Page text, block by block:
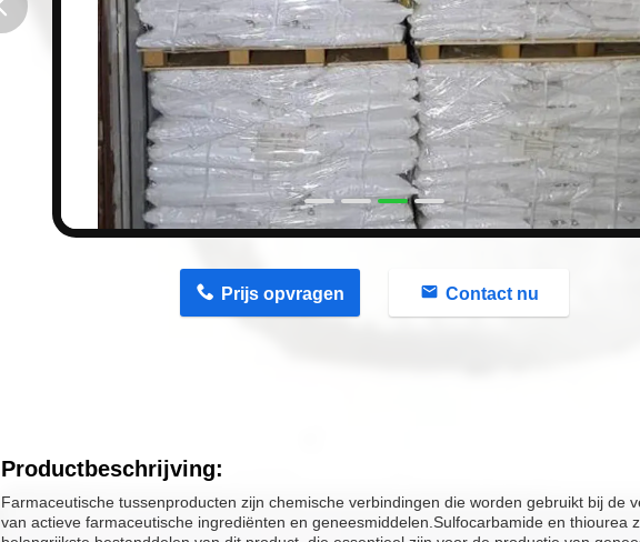
Prijs opvragen Contact nu
Productbeschrijving:
Farmaceutische tussenproducten zijn chemische verbindingen die worden gebruikt bij de
van actieve farmaceutische ingrediënten en geneesmiddelen.Sulfocarbamide en thiourea